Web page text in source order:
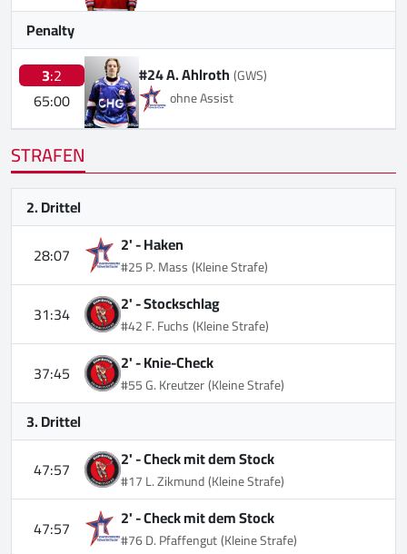
Penalty
3:2
65:00
#24 A. Ahlroth(GWS)
ohne Assist
STRAFEN
2. Drittel
28:07
2' -Haken
#25 P. Mass(Kleine Strafe)
31:34 2' -Stockschlag
#42 F. Fuchs(Kleine Strafe)
37:45 2' -Knie-Check
#55 G. Kreutzer(Kleine Strafe)
3. Drittel
47:57
2' -Check mit dem Stock
#17 L. Zikmund(Kleine Strafe)
47:57 2' -Check mit dem Stock
#76 D. Pfaffengut(Kleine Strafe)